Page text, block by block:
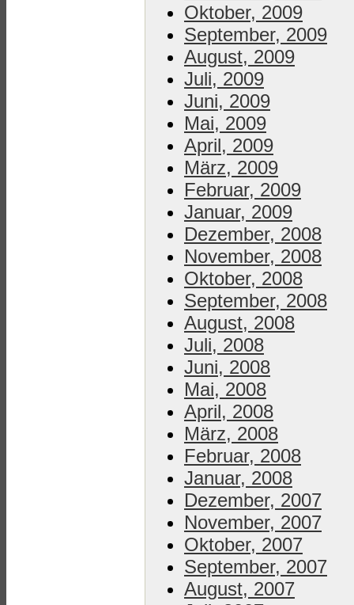
Oktober, 2009
September, 2009
August, 2009
Juli, 2009
Juni, 2009
Mai, 2009
April, 2009
März, 2009
Februar, 2009
Januar, 2009
Dezember, 2008
November, 2008
Oktober, 2008
September, 2008
August, 2008
Juli, 2008
Juni, 2008
Mai, 2008
April, 2008
März, 2008
Februar, 2008
Januar, 2008
Dezember, 2007
November, 2007
Oktober, 2007
September, 2007
August, 2007